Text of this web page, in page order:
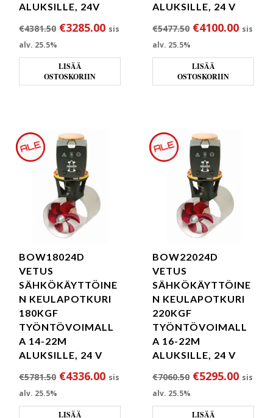
ALUKSILLE, 24V
€4381.50 Alkuperäinen hinta oli: €4381.50.
€3285.00Nykyinen hinta on: €3285.00.
sis
alv. 25.5%
LISÄÄ
OSTOSKORIIN
ALUKSILLE, 24 V
€5477.50 Alkuperäinen
€4100.00 sis
alv. 25.5%
LISÄÄ
OSTOSKORIIN
BOW18024D
VETUS
SÄHKÖKÄYTTÖINE
N KEULAPOTKURI
180KGF
TYÖNTÖVOIMALL
A 14-22M
ALUKSILLE, 24 V
€5781.50 Alkuperäinen hinta oli: €5781.50.
€4336.00Nykyinen hinta on: €4336.00.
sis
alv. 25.5%
LISÄÄ
BOW22024D
VETUS
SÄHKÖKÄYTTÖINE
N KEULAPOTKURI
220KGF
TYÖNTÖVOIMALL
A 16-22M
ALUKSILLE, 24 V
€7060.50 Alkuperäinen
€5295.00 sis
alv. 25.5%
LISÄÄ